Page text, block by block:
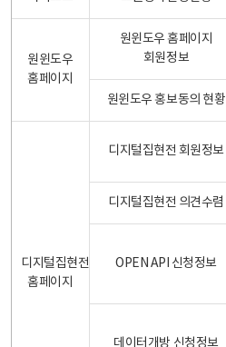
원윈도우
홈페이지
원윈도우 홈페이지
회원정보
원윈도우 홍보동의 현황
디지털집현전
홈페이지
디지털집현전 회원정보
디지털집현전 의견수렴
OPEN API 신청정보
데이터개방 신청정보